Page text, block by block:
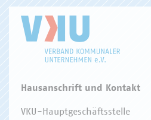
Hausanschrift und Kontakt
VKU-Hauptgeschäftsstelle